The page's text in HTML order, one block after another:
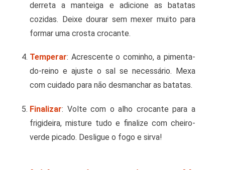
derreta a manteiga e adicione as batatas
cozidas. Deixe dourar sem mexer muito para
formar uma crosta crocante.
Temperar: Acrescente o cominho, a pimenta-
do-reino e ajuste o sal se necessário. Mexa
com cuidado para não desmanchar as batatas.
Finalizar: Volte com o alho crocante para a
frigideira, misture tudo e finalize com cheiro-
verde picado. Desligue o fogo e sirva!